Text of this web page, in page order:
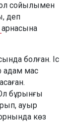
сойылымен
деп
арнасына
болған. Іс
адам мас
бұрынғы
ауыр
көз